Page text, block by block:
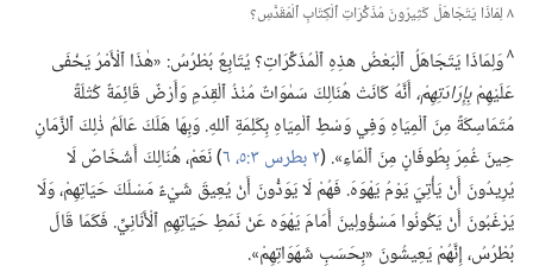
٨ لِمَاذَا يَتَجَاهَلُ كَثِيرُونَ مُذَكِّرَاتِ ٱلْكِتَابِ ٱلْمُقَدَّسِ؟‏
٨وَلِمَاذَا يَتَجَاهَلُ ٱلْبَعْضُ هذِهِ ٱلْمُذَكِّرَاتِ؟‏ يُتَابِعُ بُطْرُسُ:‏ «هٰذَا ٱلْأَمْرُ يَخْفَى
عَلَيْهِمْبِإِرَادَتِهِمْ،‏أَنَّهُ كَانَتْ هُنَالِكَ سَمٰوَاتٌ مُنْذُ ٱلْقِدَمِ وَأَرْضٌ قَائِمَةٌ كُتْلَةً
مُتَمَاسِكَةً مِنَ ٱلْمِيَاهِ وَفِي وَسْطِ ٱلْمِيَاهِ بِكَلِمَةِ ٱللهِ.‏ وَبِهَا هَلَكَ عَالَمُ ذٰلِكَ ٱلزَّمَانِ
حِينَ غُمِرَ بِطُوفَانٍ مِنَ ٱلْمَاءِ».‏ (‏٢ بطرس ٣:‏٥،‏ ٦
‏)‏ نَعَمْ،‏ هُنَالِكَ أَشْخَاصٌ لَا
يُرِيدُونَ أَنْ يَأْتِيَ يَوْمُ يَهْوَهَ.‏ فَهُمْ لَا يَوَدُّونَ أَنْ يُعِيقَ شَيْءٌ مَسْلَكَ حَيَاتِهِمْ،‏ وَلَا
يَرْغَبُونَ أَنْ يَكُونُوا مَسْؤُولِينَ أَمَامَ يَهْوَه عَنْ نَمَطِ حَيَاتِهِمِ ٱلْأَنَانِيِّ.‏ فَكَمَا قَالَ
بُطْرُسُ،‏ إِنَّهُمْ يَعِيشُونَ «بِحَسَبِ شَهَوَاتِهِمْ».‏